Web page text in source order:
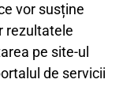
vor susține
rezultatele
pe site-ul
de servicii